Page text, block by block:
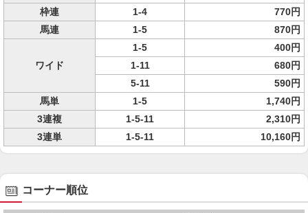
枠連
1-4
770円
馬連
1-5 870円
ワイド
1-5
400円
1-11
680円
5-11
590円
馬単
1-5
1,740円
3連複
1-5-11
2,310円
3連単
1-5-11 10,160円
コーナー順位